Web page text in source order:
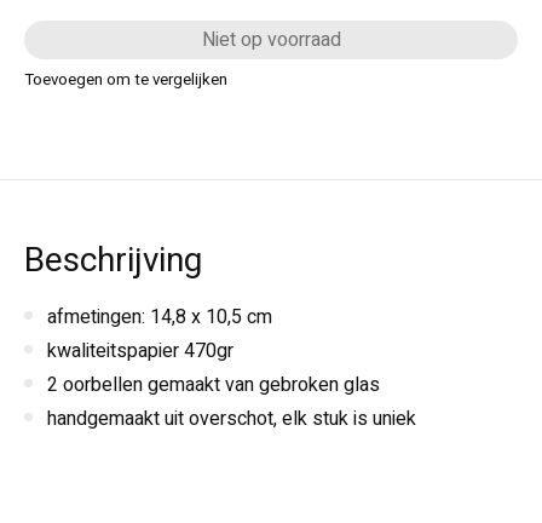
Niet op voorraad
Toevoegen om te vergelijken
Beschrijving
afmetingen: 14,8 x 10,5 cm
kwaliteitspapier 470gr
2 oorbellen gemaakt van gebroken glas
handgemaakt uit overschot, elk stuk is uniek